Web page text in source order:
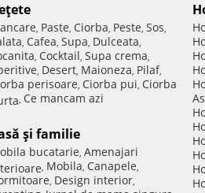
, Paste, Ciorba, Peste, Sos,
, Cafea, Supa, Dulceata,
, Cocktail, Supa crema,
, Desert, Maioneza, Pilaf,
perisoare, Ciorba pui, Ciorba
, Ce mancam azi
şi familie
bucatarie, Amenajari
, Mobila, Canapele,
, Design interior,